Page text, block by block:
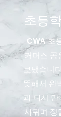
초등
CWA 초
커머스 공
보냈습니
뜻해서 완
과 다시
사귀며 정